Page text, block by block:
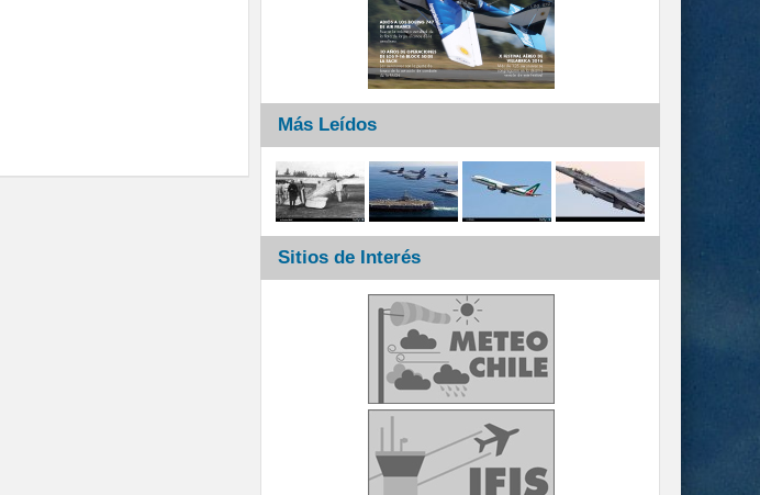
Más Leídos
Sitios de Interés